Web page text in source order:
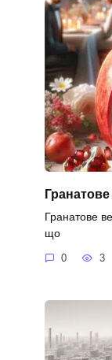
Гранатове
Гранатове
що
0 3